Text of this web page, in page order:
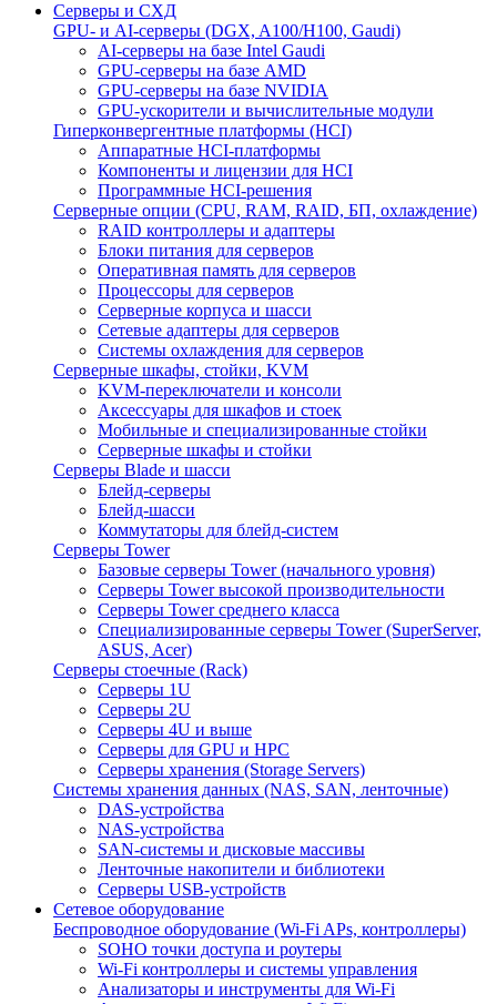
Серверы и СХД
GPU- и AI-серверы (DGX, A100/H100, Gaudi)
AI-серверы на базе Intel Gaudi
GPU-серверы на базе AMD
GPU-серверы на базе NVIDIA
GPU-ускорители и вычислительные модули
Гиперконвергентные платформы (HCI)
Аппаратные HCI-платформы
Компоненты и лицензии для HCI
Программные HCI-решения
Серверные опции (CPU, RAM, RAID, БП, охлаждение)
RAID контроллеры и адаптеры
Блоки питания для серверов
Оперативная память для серверов
Процессоры для серверов
Серверные корпуса и шасси
Сетевые адаптеры для серверов
Системы охлаждения для серверов
Серверные шкафы, стойки, KVM
KVM-переключатели и консоли
Аксессуары для шкафов и стоек
Мобильные и специализированные стойки
Серверные шкафы и стойки
Серверы Blade и шасси
Блейд-серверы
Блейд-шасси
Коммутаторы для блейд-систем
Серверы Tower
Базовые серверы Tower (начального уровня)
Серверы Tower высокой производительности
Серверы Tower среднего класса
Специализированные серверы Tower (SuperServer,
ASUS, Acer)
Серверы стоечные (Rack)
Серверы 1U
Серверы 2U
Серверы 4U и выше
Серверы для GPU и HPC
Серверы хранения (Storage Servers)
Системы хранения данных (NAS, SAN, ленточные)
DAS-устройства
NAS-устройства
SAN-системы и дисковые массивы
Ленточные накопители и библиотеки
Серверы USB-устройств
Сетевое оборудование
Беспроводное оборудование (Wi-Fi APs, контроллеры)
SOHO точки доступа и роутеры
Wi-Fi контроллеры и системы управления
Анализаторы и инструменты для Wi-Fi